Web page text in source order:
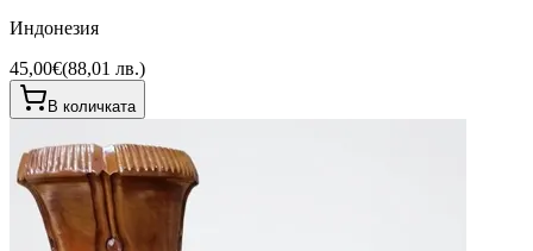
Индонезия
45,00€(88,01 лв.)
В количката